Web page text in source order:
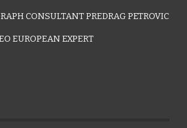
CONSULTANT PREDRAG PETROVIC
EUROPEAN EXPERT